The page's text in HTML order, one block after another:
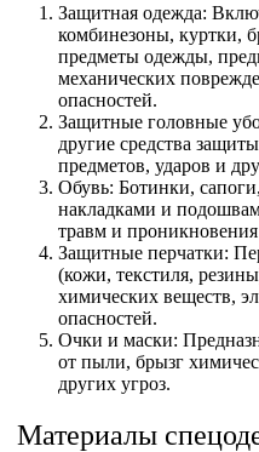
Защитная одежда:
комбинезоны, куртки,
предметы одежды,
механических
опасностей.
Защитные головные
другие средства
предметов, ударов и
Обувь: Ботинки,
накладками и
травм и
Защитные перчатки:
(кожи, текстиля,
химических веществ,
опасностей.
Очки и маски:
от пыли, брызг
других угроз.
Материалы